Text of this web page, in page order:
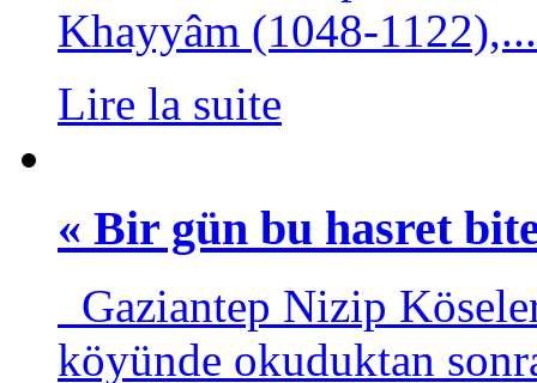
Khayyâm (1048-1122),...
Lire la suite
« Bir gün bu hasret
Gaziantep Nizip
köyünde okuduktan